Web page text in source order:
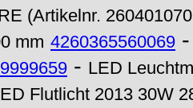
(Artikelnr.
mm 4260365560069
- LED
Flutlicht 2013 30W